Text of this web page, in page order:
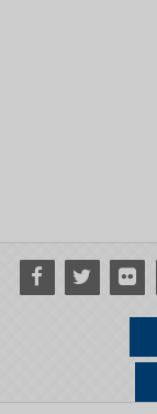
Facebook
Twitter Flickr